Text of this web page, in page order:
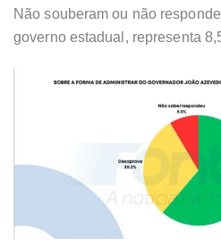
Não souberam ou não
governo estadual, representa